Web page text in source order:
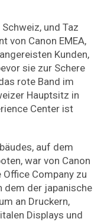
und Taz
von Canon EMEA,
Kunden,
sie zur Schere
rote Band im
Hauptsitz in
Center ist
auf dem
war von Canon
Company zu
dem der japanische
an Druckern,
Displays und